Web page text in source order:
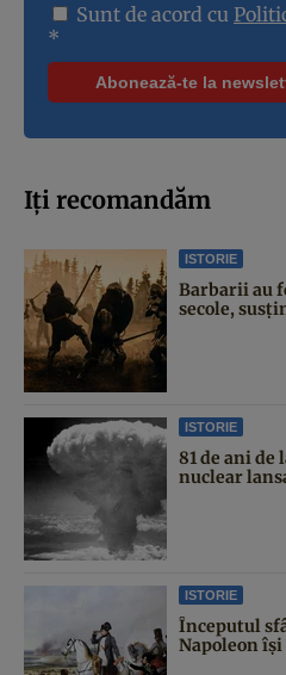
Sunt de acord cu
*
Iți recomandăm
ISTORIE
Barbarii au
secole,
ISTORIE
81 de ani de
nuclear
ISTORIE
Începutul
Napoleon